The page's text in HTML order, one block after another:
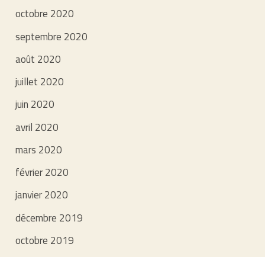
octobre 2020
septembre 2020
août 2020
juillet 2020
juin 2020
avril 2020
mars 2020
février 2020
janvier 2020
décembre 2019
octobre 2019